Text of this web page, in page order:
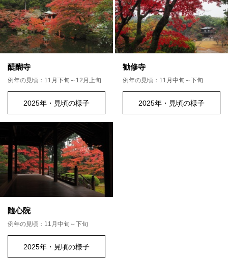
醍醐寺
例年の見頃：11月下旬～12月上旬
2025年・見頃の様子
勧修寺
例年の見頃：11月中旬～下旬
2025年・見頃の様子
隨心院
例年の見頃：11月中旬～下旬
2025年・見頃の様子